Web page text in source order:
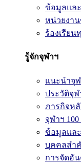
ข้อมูลแล
หน่วยงา
ร้องเรีย
รู้จักจุฬาฯ
แนะนำจุ
ประวัติจุฬ
ภารกิจห
จุฬาฯ 100
ข้อมูลแล
บุคคลสำ
การจัดอั